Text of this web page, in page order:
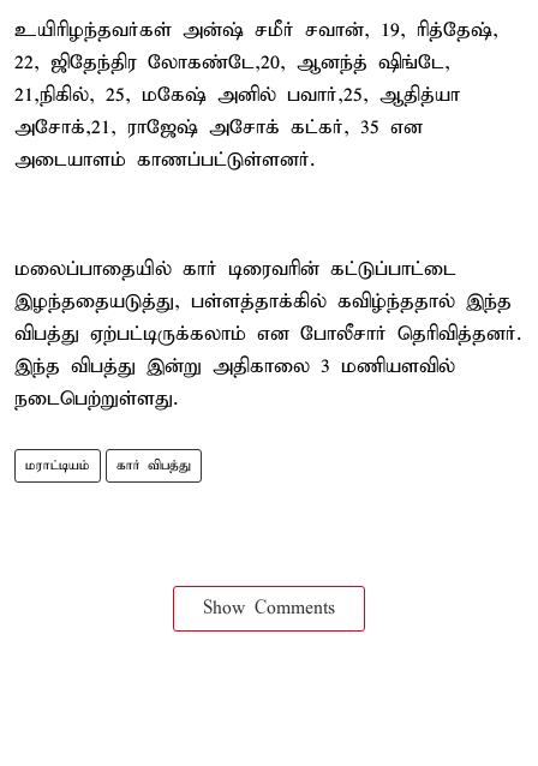
உயிரிழந்தவர்கள் அன்ஷ் சமீர் சவான், 19, ரித்தேஷ்,
22, ஜிதேந்திர லோகண்டே,20, ஆனந்த் ஷிங்டே,
21,நிகில், 25, மகேஷ் அனில் பவார்,25, ஆதித்யா
அசோக்,21, ராஜேஷ் அசோக் கட்கர், 35 என
அடையாளம் காணப்பட்டுள்ளனர்.
மலைப்பாதையில் கார் டிரைவரின் கட்டுப்பாட்டை
இழந்ததையடுத்து, பள்ளத்தாக்கில் கவிழ்ந்ததால் இந்த
விபத்து ஏற்பட்டிருக்கலாம் என போலீசார் தெரிவித்தனர்.
இந்த விபத்து இன்று அதிகாலை 3 மணியளவில்
நடைபெற்றுள்ளது.
மராட்டியம் கார் விபத்து
Show Comments